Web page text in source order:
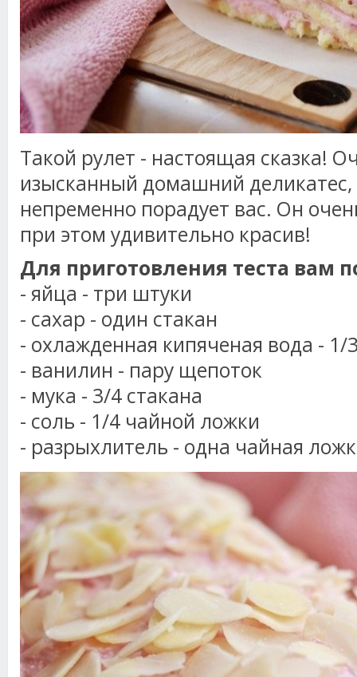
Такой рулет - настоящая сказка!
изысканный домашний
непременно порадует вас. Он
при этом удивительно красив!
Для приготовления теста вам
- яйца - три штуки
- сахар - один стакан
- охлажденная кипяченая вода - 1/
- ванилин - пару щепоток
- мука - 3/4 стакана
- соль - 1/4 чайной ложки
- разрыхлитель - одна чайная